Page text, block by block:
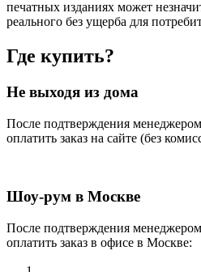
печатных изданиях может
реального без ущерба для
Где купить?
Не выходя из дома
После подтверждения
оплатить заказ на сайте (без
Шоу-рум в Москве
После подтверждения
оплатить заказ в офисе в Москве: